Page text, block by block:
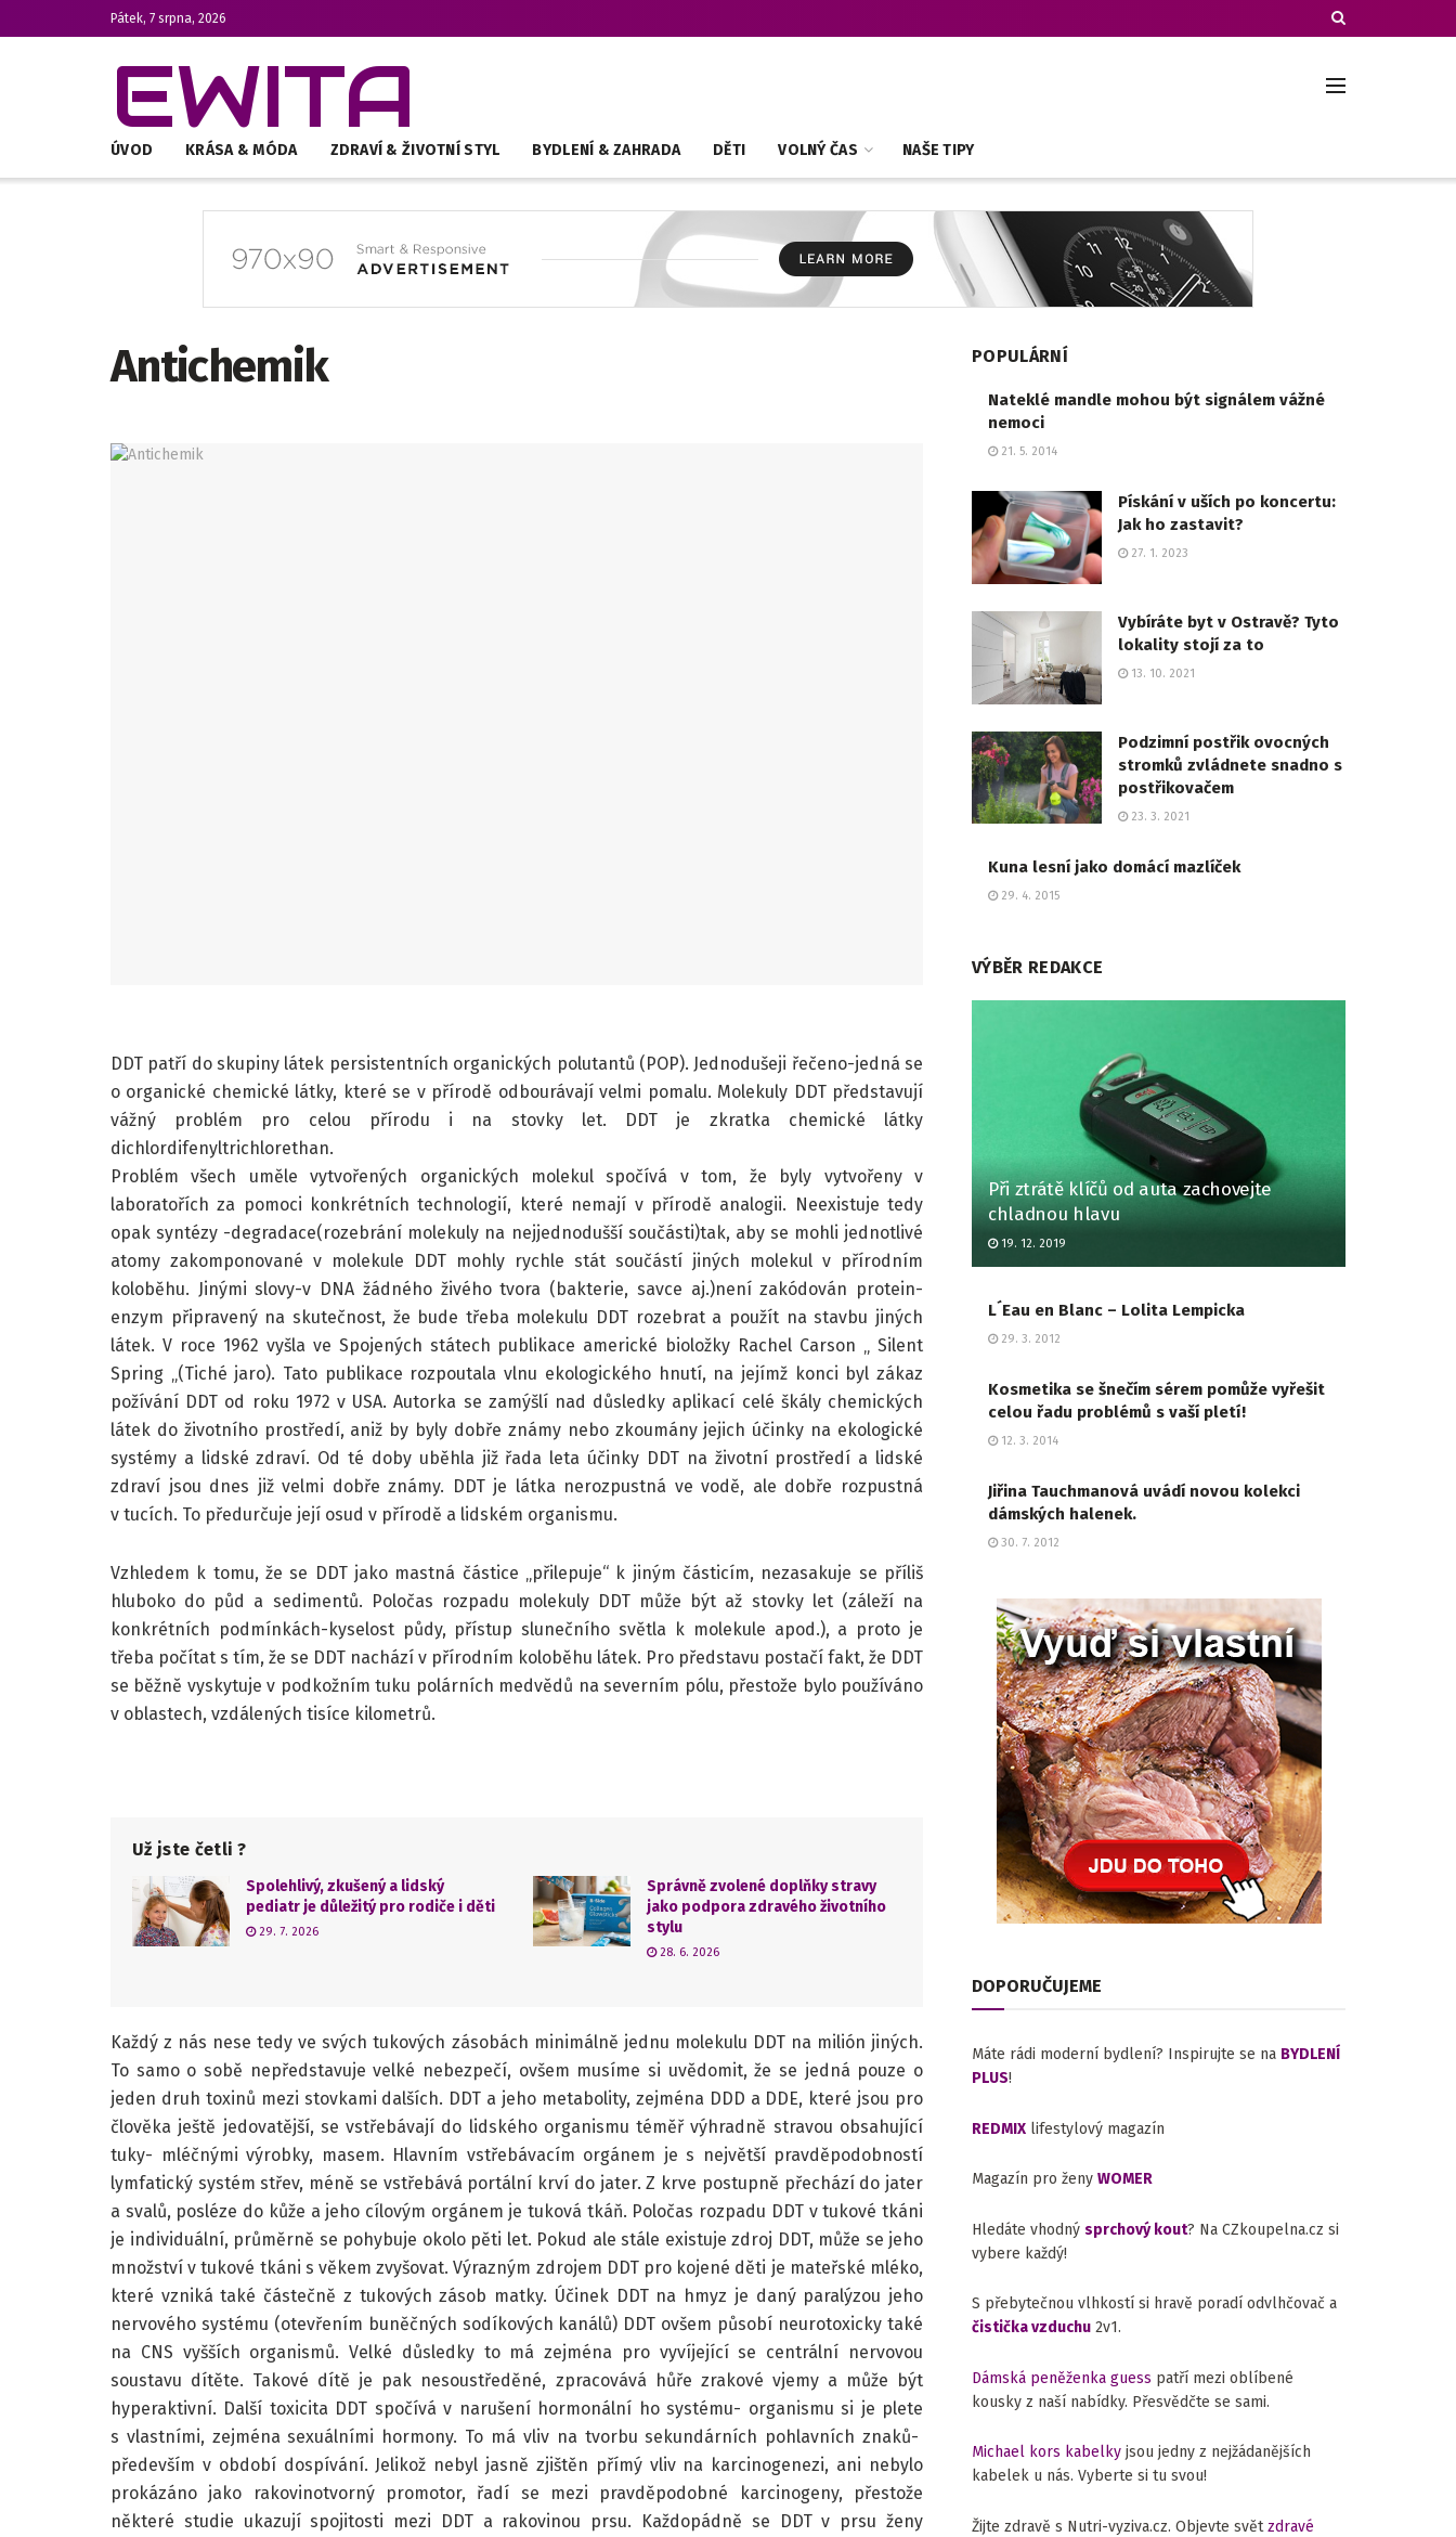
Pátek, 7 srpna, 2026
EWITA
ÚVOD KRÁSA & MÓDA ZDRAVÍ & ŽIVOTNÍ STYL BYDLENÍ & ZAHRADA DĚTI VOLNÝ ČAS NAŠE TIPY
Antichemik
DDT patří do skupiny látek persistentních organických polutantů (POP). Jednodušeji řečeno-jedná se
o organické chemické látky, které se v přírodě odbourávají velmi pomalu. Molekuly DDT představují
vážný problém pro celou přírodu i na stovky let. DDT je zkratka chemické látky
dichlordifenyltrichlorethan.
Problém všech uměle vytvořených organických molekul spočívá v tom, že byly vytvořeny v
laboratořích za pomoci konkrétních technologií, které nemají v přírodě analogii. Neexistuje tedy
opak syntézy -degradace(rozebrání molekuly na nejjednodušší součásti)tak, aby se mohli jednotlivé
atomy zakomponované v molekule DDT mohly rychle stát součástí jiných molekul v přírodním
koloběhu. Jinými slovy-v DNA žádného živého tvora (bakterie, savce aj.)není zakódován protein-
enzym připravený na skutečnost, že bude třeba molekulu DDT rozebrat a použít na stavbu jiných
látek. V roce 1962 vyšla ve Spojených státech publikace americké bioložky Rachel Carson „ Silent
Spring „(Tiché jaro). Tato publikace rozpoutala vlnu ekologického hnutí, na jejímž konci byl zákaz
požívání DDT od roku 1972 v USA. Autorka se zamýšlí nad důsledky aplikací celé škály chemických
látek do životního prostředí, aniž by byly dobře známy nebo zkoumány jejich účinky na ekologické
systémy a lidské zdraví. Od té doby uběhla již řada leta účinky DDT na životní prostředí a lidské
zdraví jsou dnes již velmi dobře známy. DDT je látka nerozpustná ve vodě, ale dobře rozpustná
v tucích. To předurčuje její osud v přírodě a lidském organismu.
Vzhledem k tomu, že se DDT jako mastná částice „přilepuje“ k jiným částicím, nezasakuje se příliš
hluboko do půd a sedimentů. Poločas rozpadu molekuly DDT může být až stovky let (záleží na
konkrétních podmínkách-kyselost půdy, přístup slunečního světla k molekule apod.), a proto je
třeba počítat s tím, že se DDT nachází v přírodním koloběhu látek. Pro představu postačí fakt, že DDT
se běžně vyskytuje v podkožním tuku polárních medvědů na severním pólu, přestože bylo používáno
v oblastech, vzdálených tisíce kilometrů.
Už jste četli ?
Spolehlivý, zkušený a lidský
pediatr je důležitý pro rodiče i děti
29. 7. 2026
Správně zvolené doplňky stravy
jako podpora zdravého životního
stylu
28. 6. 2026
Každý z nás nese tedy ve svých tukových zásobách minimálně jednu molekulu DDT na milión jiných.
To samo o sobě nepředstavuje velké nebezpečí, ovšem musíme si uvědomit, že se jedná pouze o
jeden druh toxinů mezi stovkami dalších. DDT a jeho metabolity, zejména DDD a DDE, které jsou pro
člověka ještě jedovatější, se vstřebávají do lidského organismu téměř výhradně stravou obsahující
tuky- mléčnými výrobky, masem. Hlavním vstřebávacím orgánem je s největší pravděpodobností
lymfatický systém střev, méně se vstřebává portální krví do jater. Z krve postupně přechází do jater
a svalů, posléze do kůže a jeho cílovým orgánem je tuková tkáň. Poločas rozpadu DDT v tukové tkáni
je individuální, průměrně se pohybuje okolo pěti let. Pokud ale stále existuje zdroj DDT, může se jeho
množství v tukové tkáni s věkem zvyšovat. Výrazným zdrojem DDT pro kojené děti je mateřské mléko,
které vzniká také částečně z tukových zásob matky. Účinek DDT na hmyz je daný paralýzou jeho
nervového systému (otevřením buněčných sodíkových kanálů) DDT ovšem působí neurotoxicky také
na CNS vyšších organismů. Velké důsledky to má zejména pro vyvíjející se centrální nervovou
soustavu dítěte. Takové dítě je pak nesoustředěné, zpracovává hůře zrakové vjemy a může být
hyperaktivní. Další toxicita DDT spočívá v narušení hormonální ho systému- organismu si je plete
s vlastními, zejména sexuálními hormony. To má vliv na tvorbu sekundárních pohlavních znaků-
především v období dospívání. Jelikož nebyl jasně zjištěn přímý vliv na karcinogenezi, ani nebylo
prokázáno jako rakovinotvorný promotor, řadí se mezi pravděpodobné karcinogeny, přestože
některé studie ukazují spojitosti mezi DDT a rakovinou prsu. Každopádně se DDT v prsu ženy
POPULÁRNÍ
Nateklé mandle mohou být signálem vážné
nemoci
21. 5. 2014
Pískání v uších po koncertu:
Jak ho zastavit?
27. 1. 2023
Vybíráte byt v Ostravě? Tyto
lokality stojí za to
13. 10. 2021
Podzimní postřik ovocných
stromků zvládnete snadno s
postřikovačem
23. 3. 2021
Kuna lesní jako domácí mazlíček
29. 4. 2015
VÝBĚR REDAKCE
Při ztrátě klíčů od auta zachovejte
chladnou hlavu
19. 12. 2019
L´Eau en Blanc – Lolita Lempicka
29. 3. 2012
Kosmetika se šnečím sérem pomůže vyřešit
celou řadu problémů s vaší pletí!
12. 3. 2014
Jiřina Tauchmanová uvádí novou kolekci
dámských halenek.
30. 7. 2012
DOPORUČUJEME
Máte rádi moderní bydlení? Inspirujte se na BYDLENÍ
PLUS!
REDMIX lifestylový magazín
Magazín pro ženy WOMER
Hledáte vhodný sprchový kout? Na CZkoupelna.cz si
vybere každý!
S přebytečnou vlhkostí si hravě poradí odvlhčovač a
čistička vzduchu 2v1.
Dámská peněženka guess patří mezi oblíbené
kousky z naší nabídky. Přesvědčte se sami.
Michael kors kabelky jsou jedny z nejžádanějších
kabelek u nás. Vyberte si tu svou!
Žijte zdravě s Nutri-vyziva.cz. Objevte světzdravé